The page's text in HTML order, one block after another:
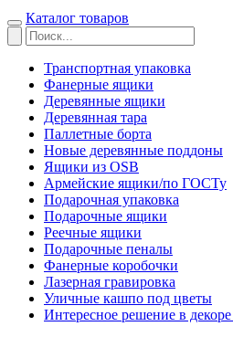
Каталог товаров
Транспортная упаковка
Фанерные ящики
Деревянные ящики
Деревянная тара
Паллетные борта
Новые деревянные поддоны
Ящики из OSB
Армейские ящики/по ГОСТу
Подарочная упаковка
Подарочные ящики
Реечные ящики
Подарочные пеналы
Фанерные коробочки
Лазерная гравировка
Уличные кашпо под цветы
Интересное решение в